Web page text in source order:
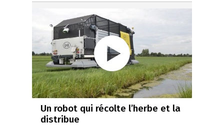
Un robot qui récolte l’herbe et la
distribue